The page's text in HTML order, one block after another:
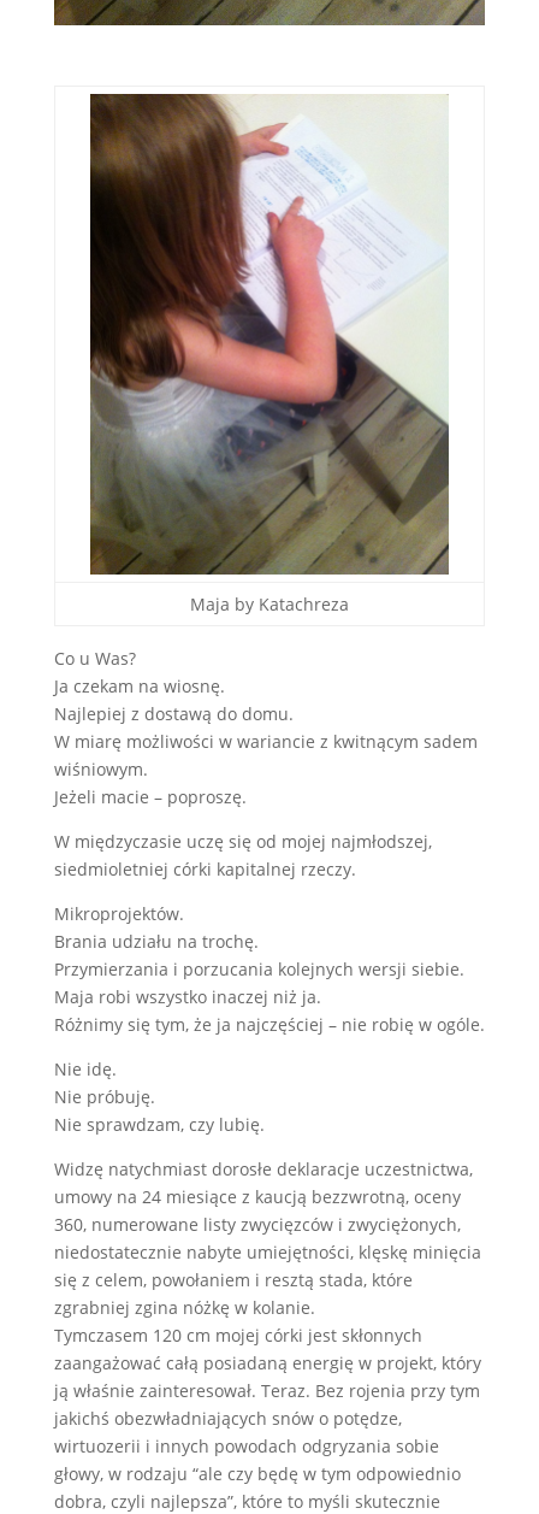
Maja by Katachreza
Co u Was?
Ja czekam na wiosnę.
Najlepiej z dostawą do domu.
W miarę możliwości w wariancie z kwitnącym sadem
wiśniowym.
Jeżeli macie – poproszę.
W międzyczasie uczę się od mojej najmłodszej,
siedmioletniej córki kapitalnej rzeczy.
Mikroprojektów.
Brania udziału na trochę.
Przymierzania i porzucania kolejnych wersji siebie.
Maja robi wszystko inaczej niż ja.
Różnimy się tym, że ja najczęściej – nie robię w ogóle.
Nie idę.
Nie próbuję.
Nie sprawdzam, czy lubię.
Widzę natychmiast dorosłe deklaracje uczestnictwa,
umowy na 24 miesiące z kaucją bezzwrotną, oceny
360, numerowane listy zwycięzców i zwyciężonych,
niedostatecznie nabyte umiejętności, klęskę minięcia
się z celem, powołaniem i resztą stada, które
zgrabniej zgina nóżkę w kolanie.
Tymczasem 120 cm mojej córki jest skłonnych
zaangażować całą posiadaną energię w projekt, który
ją właśnie zainteresował. Teraz. Bez rojenia przy tym
jakichś obezwładniających snów o potędze,
wirtuozerii i innych powodach odgryzania sobie
głowy, w rodzaju “ale czy będę w tym odpowiednio
dobra, czyli najlepsza”, które to myśli skutecznie